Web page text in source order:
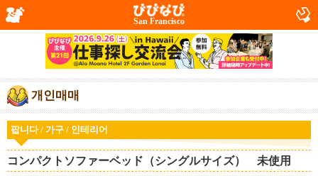
San Francisco
개인매매
팝니다 / 가구 / 인테리어
コンパクトソファーベッド（シングルサイズ） 未使用